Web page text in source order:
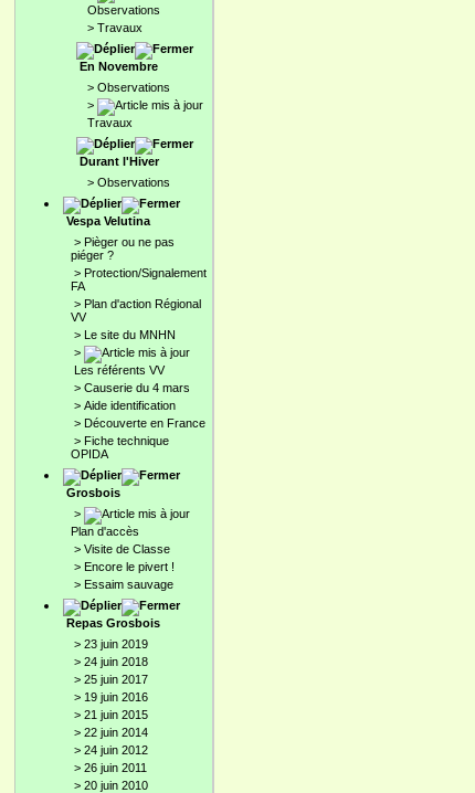
Observations
> Travaux
En Novembre
> Observations
>
Travaux
Durant l'Hiver
> Observations
Vespa Velutina
> Pièger ou ne pas
piéger ?
> Protection/Signalement
FA
> Plan d'action Régional
VV
> Le site du MNHN
>
Les référents VV
> Causerie du 4 mars
> Aide identification
> Découverte en France
> Fiche technique
OPIDA
Grosbois
>
Plan d'accès
> Visite de Classe
> Encore le pivert !
> Essaim sauvage
Repas Grosbois
> 23 juin 2019
> 24 juin 2018
> 25 juin 2017
> 19 juin 2016
> 21 juin 2015
> 22 juin 2014
> 24 juin 2012
> 26 juin 2011
> 20 juin 2010